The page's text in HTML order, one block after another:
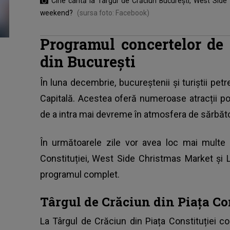
weekend?
(sursa foto: Facebook)
Programul concertelor
din București
În luna decembrie, bucureștenii și turiștii
Capitală. Acestea oferă numeroase atracții
de a intra mai devreme în atmosfera de
În următoarele zile vor avea loc mai
Constituției, West Side Christmas Market și
programul complet.
Târgul de Crăciun din Piața
La Târgul de Crăciun din Piața Constituției